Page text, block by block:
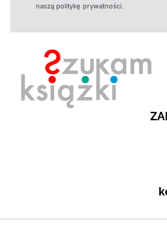
naszą politykę prywatności.